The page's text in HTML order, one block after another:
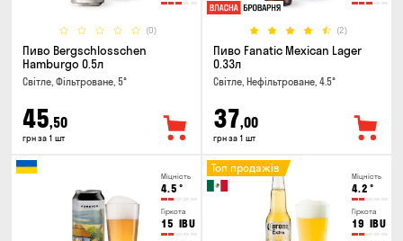
(0)
Пиво Bergschlosschen
Hamburgo 0.5л
Світле, Фільтроване, 5°
45,50
грн за 1 шт
(2)
Пиво Fanatic Mexican Lager
0.33л
Світле, Нефільтроване, 4.5°
37,00
грн за 1 шт
Міцність
4.5 °
Гіркота
15 IBU
Міцність
4.2 °
Гіркота
19 IBU
Топ продажів